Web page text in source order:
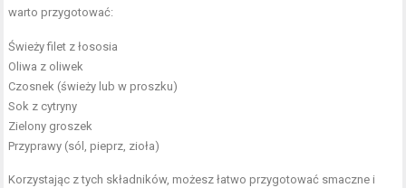
warto przygotować:
Świeży filet z łososia
Oliwa z oliwek
Czosnek (świeży lub w proszku)
Sok z cytryny
Zielony groszek
Przyprawy (sól, pieprz, zioła)
Korzystając z tych składników, możesz łatwo przygotować smaczne i